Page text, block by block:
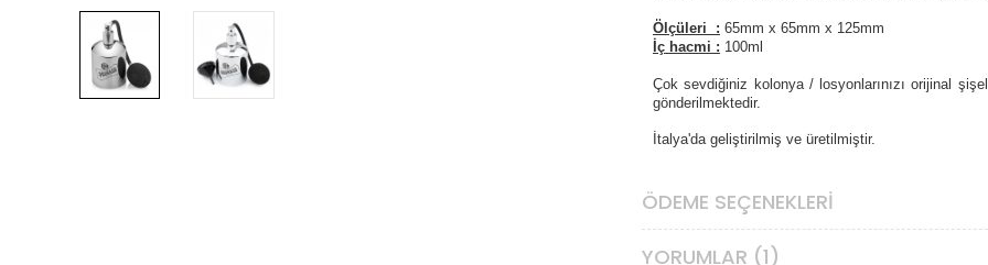
Ölçüleri : 65mm x 65mm x 125mm
İç hacmi : 100ml
Çok sevdiğiniz kolonya / losyonlarınızı orijinal
gönderilmektedir.
İtalya'da geliştirilmiş ve üretilmiştir.
ÖDEME SEÇENEKLERI
YORUMLAR (1)